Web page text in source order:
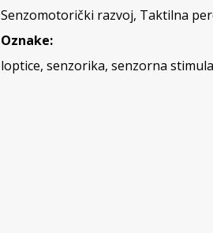
Senzomotorički razvoj, Taktilna
Oznake:
loptice, senzorika, senzorna